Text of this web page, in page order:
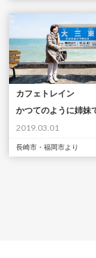
カフェトレイン
かつてのように姉妹
2019.03.01
長崎市・福岡市より